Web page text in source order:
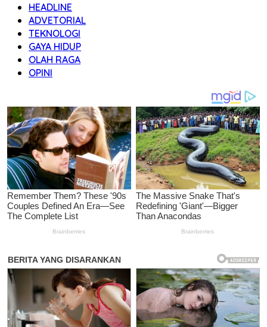
HEADLINE
ADVETORIAL
TEKNOLOGI
GAYA HIDUP
OLAH RAGA
OPINI